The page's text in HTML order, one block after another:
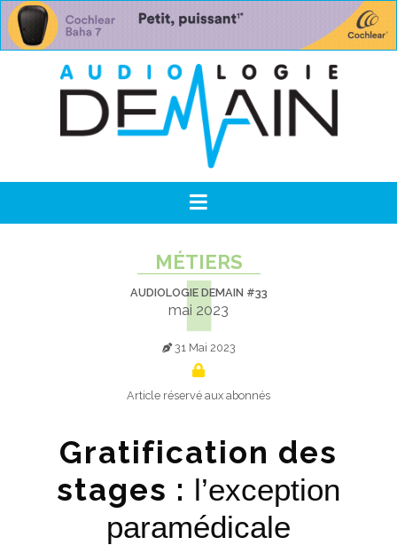
MÉTIERS
AUDIOLOGIE DEMAIN #33
mai 2023
31 Mai 2023
Article réservé aux abonnés
Gratification des
stages : l’exception
paramédicale